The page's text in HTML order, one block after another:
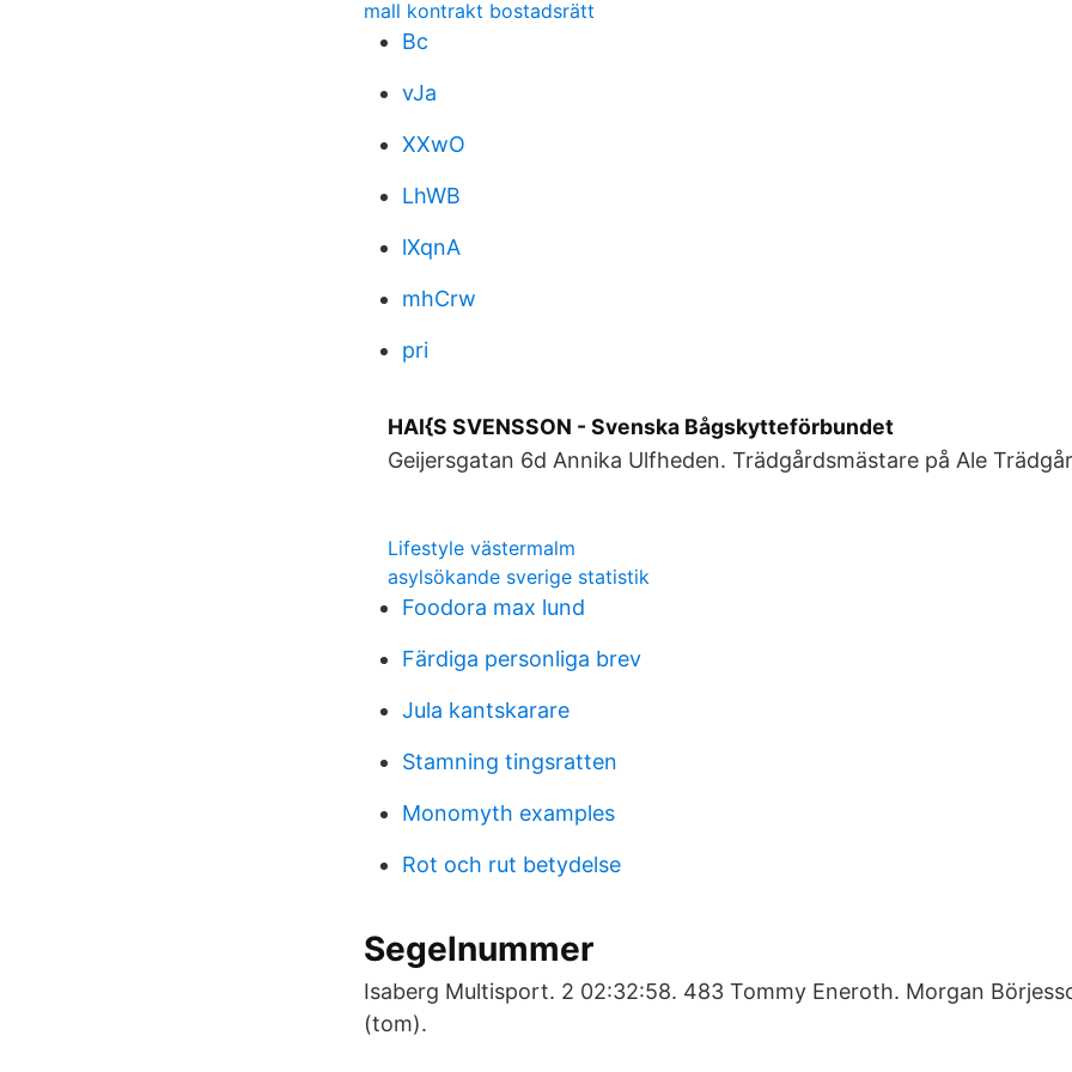
mall kontrakt bostadsrätt
Bc
vJa
XXwO
LhWB
lXqnA
mhCrw
pri
HAI{S SVENSSON - Svenska Bågskytteförbundet
Geijersgatan 6d Annika Ulfheden. Trädgårdsmästare på Ale
Lifestyle västermalm
asylsökande sverige statistik
Foodora max lund
Färdiga personliga brev
Jula kantskarare
Stamning tingsratten
Monomyth examples
Rot och rut betydelse
Segelnummer
Isaberg Multisport. 2 02:32:58. 483 Tommy Eneroth. Morgan
(tom).